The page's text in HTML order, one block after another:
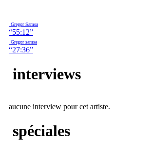
Gregor Samsa
“55:12”
Gregor samsa
“27:36”
interviews
aucune interview pour cet artiste.
spéciales